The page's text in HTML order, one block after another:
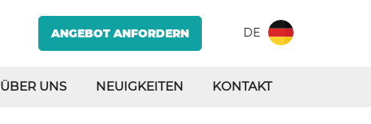
ANGEBOT ANFORDERN DE
ÜBER UNS NEUIGKEITEN KONTAKT